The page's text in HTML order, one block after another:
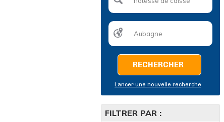
RECHERCHER
Lancer une nouvelle recherche
FILTRER PAR :